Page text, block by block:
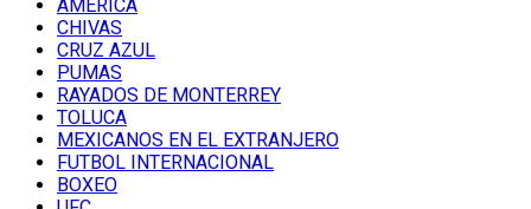
AMERICA
CHIVAS
CRUZ AZUL
PUMAS
RAYADOS DE MONTERREY
TOLUCA
MEXICANOS EN EL EXTRANJERO
FUTBOL INTERNACIONAL
BOXEO